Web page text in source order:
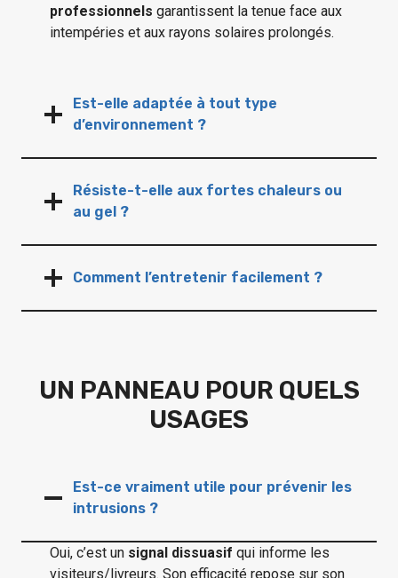
professionnels garantissent la tenue face aux
intempéries et aux rayons solaires prolongés.
Est-elle adaptée à tout type
d’environnement ?
Résiste-t-elle aux fortes chaleurs ou
au gel ?
Comment l’entretenir facilement ?
UN PANNEAU POUR QUELS
USAGES
Est-ce vraiment utile pour prévenir les
intrusions ?
Oui, c’est un signal dissuasif qui informe les
visiteurs/livreurs. Son efficacité repose sur son